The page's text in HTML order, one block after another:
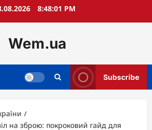
8:48:02 PM
Wem.ua
Subscribe
на зброю: покроковий гайд для